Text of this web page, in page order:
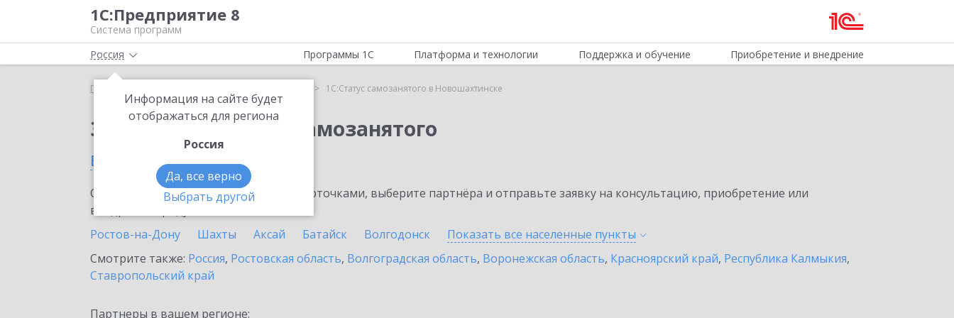
1С:Предприятие 8
Система программ
Россия
Информация на сайте будет
отображаться для региона
Россия
Да, все верно
Выбрать другой
Программы 1С Платформа и технологии Поддержка и обучение Приобретение и внедрение
Главная 1С:Статус самозанятого в Новошахтинске
Заказать 1С:Статус самозанятого
в Новошахтинске
Ознакомьтесь с информационными карточками, выберите партнёра и отправьте заявку на консультацию, приобретение или
внедрение продукта.
Ростов-на-Дону
Шахты Аксай Батайск Волгодонск Показать все населенные пункты
Смотрите также: Россия, Ростовская область, Волгоградская область, Воронежская область, Красноярский край, Республика Калмыкия,
Ставропольский край
Партнеры в вашем регионе: